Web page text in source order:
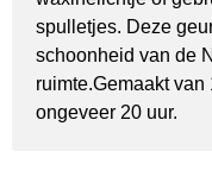
spulletjes. Deze
schoonheid van de
ruimte.Gemaakt
ongeveer 20 uur.